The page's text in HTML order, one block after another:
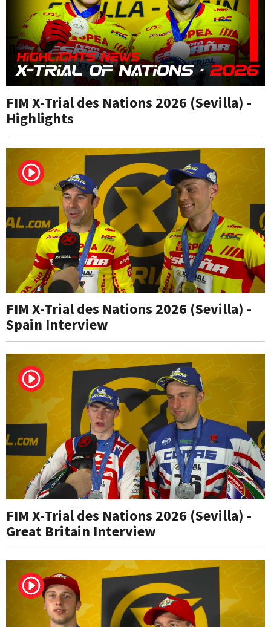
FIM X-Trial des Nations 2026 (Sevilla) -
Highlights
FIM X-Trial des Nations 2026 (Sevilla) -
Spain Interview
FIM X-Trial des Nations 2026 (Sevilla) -
Great Britain Interview